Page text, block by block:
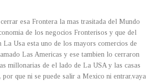
esa Frontera la mas trasitada del Mundo
de los negocios Fronterisos y que del
Usa esta uno de los mayors comercios de
Las Americas y ese tambien lo cerraron
millonarias de el lado de La USA y las casas
por que ni se puede salir a Mexico ni entrar,vaya